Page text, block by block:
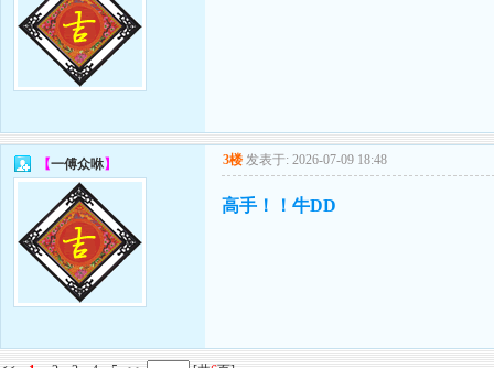
【一傅众咻】 3楼 发表于: 2026-07-09 18:48
高手！！牛DD